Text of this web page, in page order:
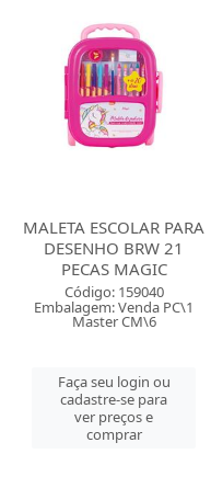
MALETA ESCOLAR PARA
DESENHO BRW 21
PECAS MAGIC
Código: 159040
Embalagem: Venda PC\1
Master CM\6
Faça seu login ou
cadastre-se para
ver preços e
comprar